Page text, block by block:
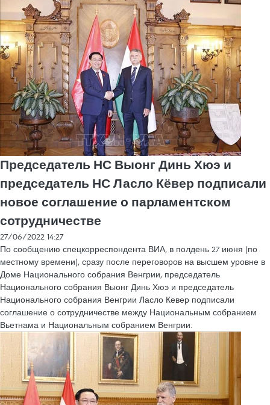
Председатель НС Выонг Динь Хюэ и
председатель НС Ласло Кёвер подписали
новое соглашение о парламентском
сотрудничестве
27/06/2022 14:27
По сообщению спецкорреспондента ВИА, в полдень 27 июня (по
местному времени), сразу после переговоров на высшем уровне в
Доме Национального собрания Венгрии, председатель
Национального собрания Выонг Динь Хюэ и председатель
Национального собрания Венгрии Ласло Кевер подписали
соглашение о сотрудничестве между Национальным собранием
Вьетнама и Национальным собранием Венгрии.